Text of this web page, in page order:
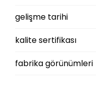
gelişme tarihi
kalite sertifikası
fabrika görünümleri